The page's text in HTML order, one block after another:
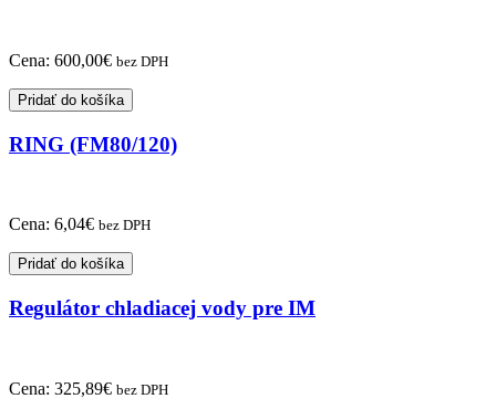
Cena: 600,00€ bez DPH
Pridať do košíka
RING (FM80/120)
Cena: 6,04€ bez DPH
Pridať do košíka
Regulátor chladiacej vody pre IM
Cena: 325,89€ bez DPH